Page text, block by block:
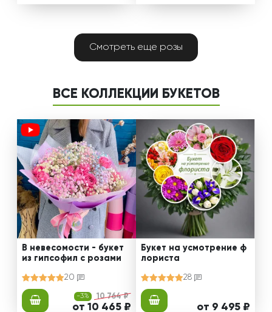
Смотреть еще розы
ВСЕ КОЛЛЕКЦИИ БУКЕТОВ
В невесомости - букет
из гипсофил с розами
20
-3% 10 764 ₽
от 10 465 ₽
Букет на усмотрение ф
лориста
28
от 9 495 ₽